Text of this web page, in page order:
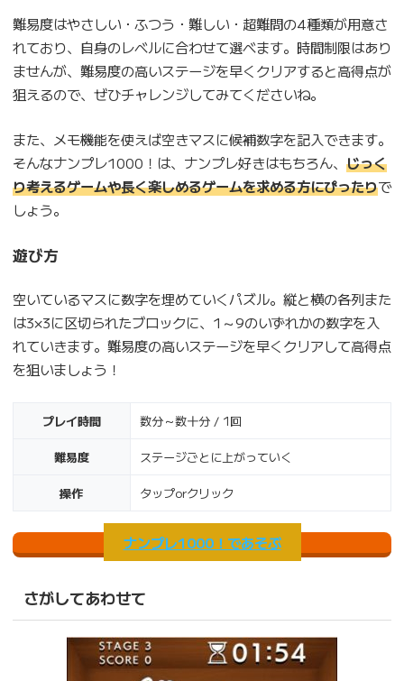
難易度はやさしい・ふつう・難しい・超難問の4種類が用意さ
れており、自身のレベルに合わせて選べます。時間制限はあり
ませんが、難易度の高いステージを早くクリアすると高得点が
狙えるので、ぜひチャレンジしてみてくださいね。
また、メモ機能を使えば空きマスに候補数字を記入できます。
そんなナンプレ1000！は、ナンプレ好きはもちろん、 じっく
り考えるゲームや長く楽しめるゲームを求める方にぴったりで
しょう。
遊び方
空いているマスに数字を埋めていくパズル。縦と横の各列また
は3×3に区切られたブロックに、1～9のいずれかの数字を入
れていきます。難易度の高いステージを早くクリアして高得点
を狙いましょう！
プレイ時間 数分～数十分 / 1回
難易度 ステージごとに上がっていく
操作 タップorクリック
ナンプレ1000！であそぶ
さがしてあわせて